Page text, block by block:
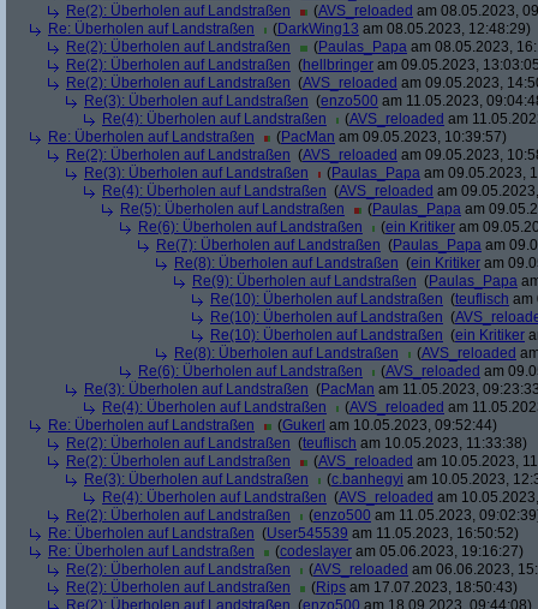
Re(2): Überholen auf Landstraßen
(AVS_reloaded am 08.05.2023,
Re: Überholen auf Landstraßen
(DarkWing13 am 08.05.2023, 12:48:29)
Re(2): Überholen auf Landstraßen
(Paulas_Papa am 08.05.2023,
Re(2): Überholen auf Landstraßen (hellbringer am 09.05.2023,
Re(2): Überholen auf Landstraßen (AVS_reloaded am 09.05.2023,
Re(3): Überholen auf Landstraßen (enzo500 am 11.05.2023,
Re(4): Überholen auf Landstraßen
(AVS_reloaded am
Re: Überholen auf Landstraßen
(PacMan am 09.05.2023, 10:39:57)
Re(2): Überholen auf Landstraßen (AVS_reloaded am 09.05.2023,
Re(3): Überholen auf Landstraßen
(Paulas_Papa am 09.05.2023,
Re(4): Überholen auf Landstraßen (AVS_reloaded am
Re(5): Überholen auf Landstraßen
(Paulas_Papa am
Re(6): Überholen auf Landstraßen
(ein Kritiker am
Re(7): Überholen auf Landstraßen (Paulas_Papa am
Re(8): Überholen auf Landstraßen (ein Kritiker am
Re(9): Überholen auf Landstraßen (Paulas_Papa
Re(10): Überholen auf Landstraßen (teuflisch am
Re(10): Überholen auf Landstraßen (
Re(10): Überholen auf Landstraßen (ein Kritiker
Re(8): Überholen auf Landstraßen
(AVS_reloaded
Re(6): Überholen auf Landstraßen
(AVS_reloaded am
Re(3): Überholen auf Landstraßen (PacMan am 11.05.2023,
Re(4): Überholen auf Landstraßen
(AVS_reloaded am
Re: Überholen auf Landstraßen
(Gukerl am 10.05.2023, 09:52:44)
Re(2): Überholen auf Landstraßen (teuflisch am 10.05.2023, 11:33:38)
Re(2): Überholen auf Landstraßen
(AVS_reloaded am 10.05.2023,
Re(3): Überholen auf Landstraßen
(c.banhegyi am 10.05.2023,
Re(4): Überholen auf Landstraßen (AVS_reloaded am
Re(2): Überholen auf Landstraßen
(enzo500 am 11.05.2023,
Re: Überholen auf Landstraßen (User545539 am 11.05.2023, 16:50:52)
Re: Überholen auf Landstraßen
(codeslayer am 05.06.2023, 19:16:27)
Re(2): Überholen auf Landstraßen
(AVS_reloaded am 06.06.2023,
Re(2): Überholen auf Landstraßen
(Rips am 17.07.2023, 18:50:43)
Re(2): Überholen auf Landstraßen (enzo500 am 18.09.2023, 09:44:08)